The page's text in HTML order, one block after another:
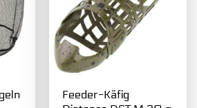
Feeder-Käfig